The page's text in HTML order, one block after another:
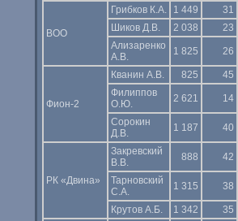
ВОО
Грибков К.А. 1 449
31
Шиков Д.В.
2 038
23
Ализаренко
А.В.
1 825 26
Фион-2
Кванин А.В. 825
45
Филиппов
О.Ю.
2 621 14
Сорокин
Д.В.
1 187 40
РК «Двина»
Закревский
В.В.
888 42
Тарновский
С.А.
1 315 38
Крутов А.Б. 1 342 35